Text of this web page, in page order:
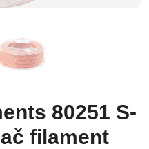
80251 S-
filament